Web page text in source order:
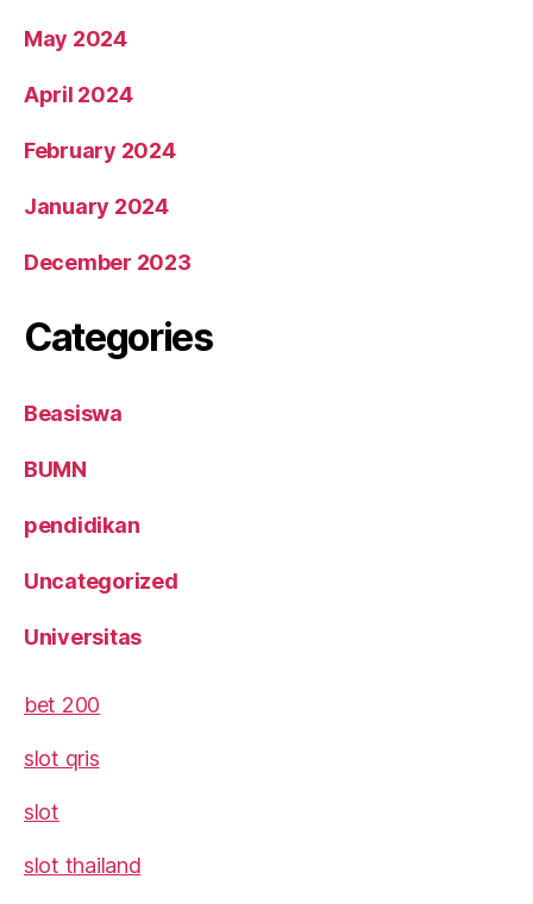
May 2024
April 2024
February 2024
January 2024
December 2023
Categories
Beasiswa
BUMN
pendidikan
Uncategorized
Universitas
bet 200
slot qris
slot
slot thailand